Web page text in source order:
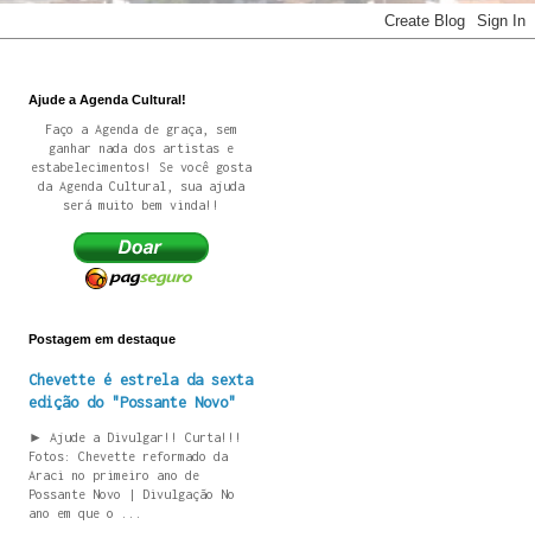
Ajude a Agenda Cultural!
Faço a Agenda de graça, sem
ganhar nada dos artistas e
estabelecimentos! Se você gosta
da Agenda Cultural, sua ajuda
será muito bem vinda!!
Postagem em destaque
Chevette é estrela da sexta
edição do "Possante Novo"
► Ajude a Divulgar!! Curta!!!
Fotos: Chevette reformado da
Araci no primeiro ano de
Possante Novo | Divulgação No
ano em que o ...